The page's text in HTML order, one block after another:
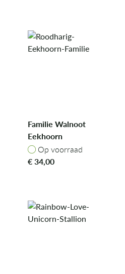
Familie Walnoot
Eekhoorn
Op voorraad
Op voorraad
€34,00